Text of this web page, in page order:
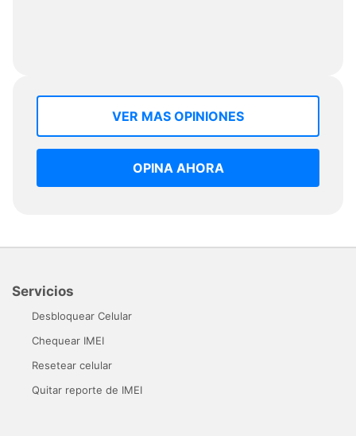
VER MAS OPINIONES
OPINA AHORA
Servicios
Desbloquear Celular
Chequear IMEI
Resetear celular
Quitar reporte de IMEI